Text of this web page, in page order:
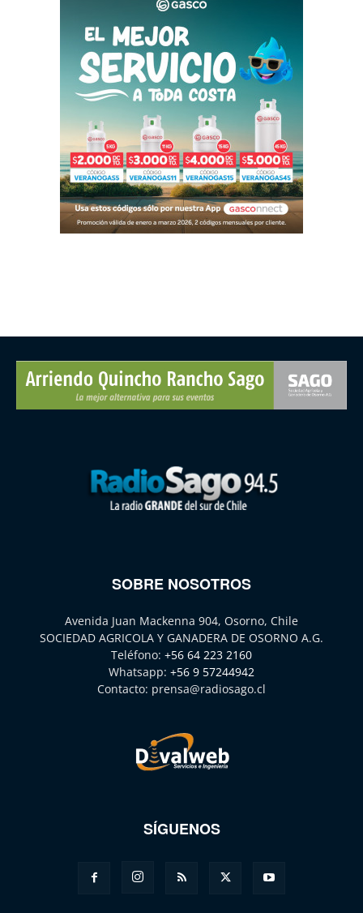
SOBRE NOSOTROS
Avenida Juan Mackenna 904, Osorno, Chile
SOCIEDAD AGRICOLA Y GANADERA DE OSORNO A.G.
Teléfono: +56 64 223 2160
Whatsapp: +56 9 57244942
Contacto: prensa@radiosago.cl
SÍGUENOS